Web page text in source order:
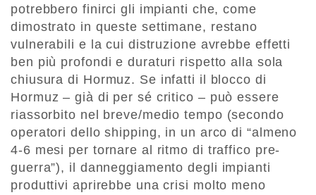
potrebbero finirci gli impianti che, come
dimostrato in queste settimane, restano
vulnerabili e la cui distruzione avrebbe effetti
ben più profondi e duraturi rispetto alla sola
chiusura di Hormuz. Se infatti il blocco di
Hormuz – già di per sé critico – può essere
riassorbito nel breve/medio tempo (secondo
operatori dello shipping, in un arco di “almeno
4-6 mesi per tornare al ritmo di traffico pre-
guerra”), il danneggiamento degli impianti
produttivi aprirebbe una crisi molto meno